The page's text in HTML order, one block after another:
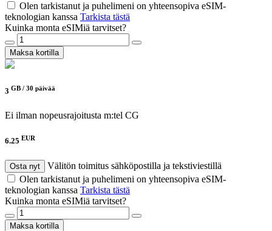
Olen tarkistanut ja puhelimeni on yhteensopiva eSIM-
teknologian kanssa Tarkista tästä
Kuinka monta eSIMiä tarvitset?
Maksa kortilla
3 GB / 30 päivää
Ei ilman nopeusrajoitusta m:tel CG
6.25 EUR
Osta nyt
Välitön toimitus sähköpostilla ja tekstiviestillä
Olen tarkistanut ja puhelimeni on yhteensopiva eSIM-
teknologian kanssa Tarkista tästä
Kuinka monta eSIMiä tarvitset?
Maksa kortilla